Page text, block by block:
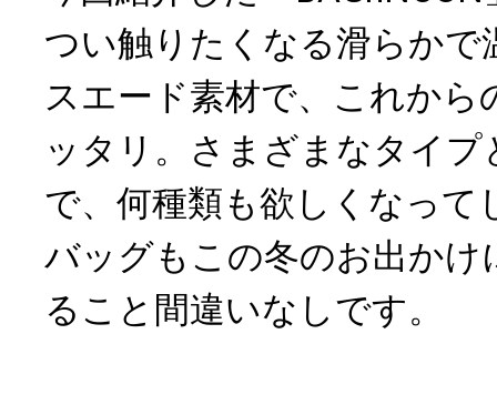
つい触りたくなる滑らかで
スエード素材で、これから
ッタリ。さまざまなタイ
で、何種類も欲しくなって
バッグもこの冬のお出かけ
ること間違いなしです。